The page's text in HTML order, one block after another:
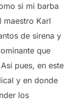
si mi barba
maestro Karl
de sirena y
que
pues, en este
y en donde
los